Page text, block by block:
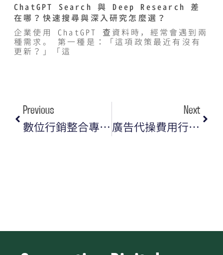
ChatGPT Search 與 Deep Research 差
在哪？快速搜尋與深入研究怎麼選？
企業使用 ChatGPT 查資料時，經常會遇到兩
種需求。 第一種是：「這項政策最近有沒有
更新？」「這
Previous
數位行銷整合專案：小企業與大企業的預算落差
Next
廣告代操費用行情解析：為什麼 15–35% 都算正常？